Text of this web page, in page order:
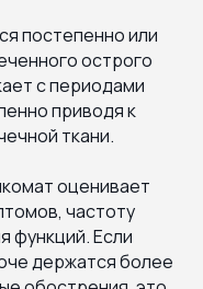
постепенно или
острого
с периодами
приводя к
ткани.
оценивает
частоту
функций. Если
держатся более